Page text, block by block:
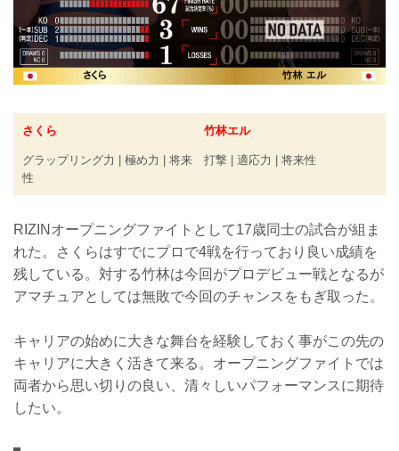
さくら
グラップリング力 | 極め力 | 将来
性
竹林エル
打撃 | 適応力 | 将来性
RIZINオープニングファイトとして17歳同士の試合が組ま
れた。さくらはすでにプロで4戦を行っており良い成績を
残している。対する竹林は今回がプロデビュー戦となるが
アマチュアとしては無敗で今回のチャンスをもぎ取った。
キャリアの始めに大きな舞台を経験しておく事がこの先の
キャリアに大きく活きて来る。オープニングファイトでは
両者から思い切りの良い、清々しいパフォーマンスに期待
したい。